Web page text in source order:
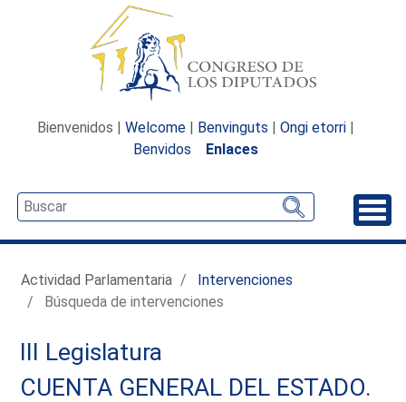
Bienvenidos | Welcome | Benvinguts | Ongi etorri |
Benvidos
Enlaces
Actividad Parlamentaria
Intervenciones
Búsqueda de intervenciones
III Legislatura
CUENTA GENERAL DEL ESTADO.